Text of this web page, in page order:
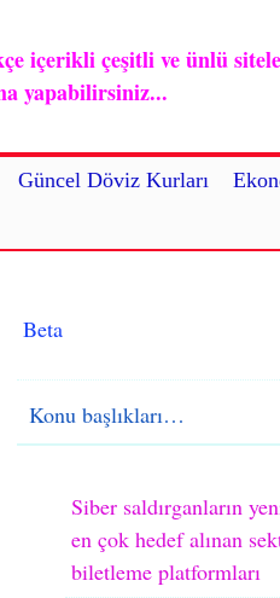
Güncel Döviz Kurları
içerikli çeşitli ve ünlü
yapabilirsiniz...
Beta
Konu başlıkları…
Siber saldırganların
en çok hedef alınan
biletleme platformları